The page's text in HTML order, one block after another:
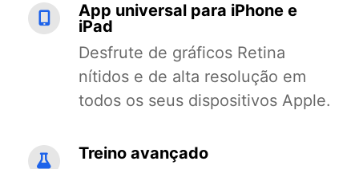
App universal para iPhone e
iPad
Desfrute de gráficos Retina
nítidos e de alta resolução em
todos os seus dispositivos Apple.
Treino avançado